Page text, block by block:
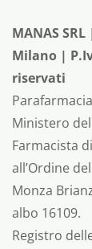
MANAS
Milano |
riservati
Ministero
Farmacista
all’Ordine
Monza
albo 16109.
Registro